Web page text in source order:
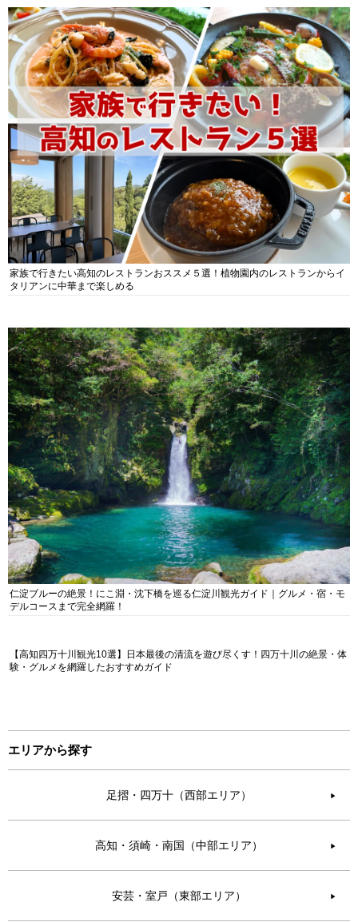
家族で行きたい高知のレストランおススメ５選！植物園内のレストランからイ
タリアンに中華まで楽しめる
仁淀ブルーの絶景！にこ淵・沈下橋を巡る仁淀川観光ガイド｜グルメ・宿・モ
デルコースまで完全網羅！
【高知四万十川観光10選】日本最後の清流を遊び尽くす！四万十川の絶景・体
験・グルメを網羅したおすすめガイド
エリアから探す
足摺・四万十（西部エリア） ▶︎
高知・須崎・南国（中部エリア） ▶︎
安芸・室戸（東部エリア） ▶︎